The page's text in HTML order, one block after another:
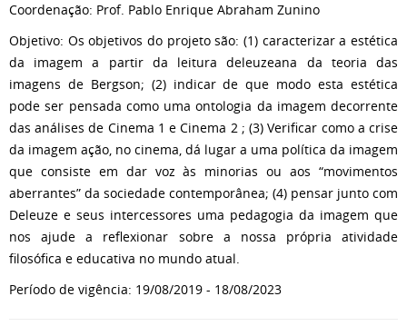
Coordenação: Prof. Pablo Enrique Abraham Zunino
Objetivo: Os objetivos do projeto são: (1) caracterizar a estética
da imagem a partir da leitura deleuzeana da teoria das
imagens de Bergson; (2) indicar de que modo esta estética
pode ser pensada como uma ontologia da imagem decorrente
das análises de Cinema 1 e Cinema 2 ; (3) Verificar como a crise
da imagem ação, no cinema, dá lugar a uma política da imagem
que consiste em dar voz às minorias ou aos “movimentos
aberrantes” da sociedade contemporânea; (4) pensar junto com
Deleuze e seus intercessores uma pedagogia da imagem que
nos ajude a reflexionar sobre a nossa própria atividade
filosófica e educativa no mundo atual.
Período de vigência: 19/08/2019 - 18/08/2023